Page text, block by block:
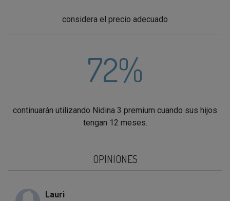
considera el precio adecuado
72%
continuarán utilizando Nidina 3 premium cuando sus hijos
tengan 12 meses.
OPINIONES
Lauri